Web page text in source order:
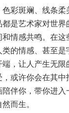
彩斑斓、线条柔
是艺术家对世界
情感共鸣。在
的情感、甚至
，让人产生无
或许你会在其
伴你，带你进
而生。